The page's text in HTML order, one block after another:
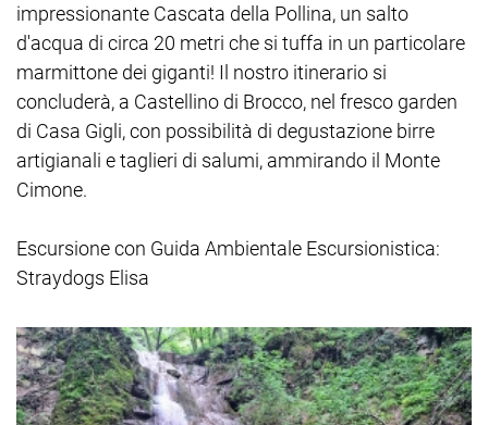
impressionante Cascata della Pollina, un salto
d'acqua di circa 20 metri che si tuffa in un particolare
marmittone dei giganti! Il nostro itinerario si
concluderà, a Castellino di Brocco, nel fresco garden
di Casa Gigli, con possibilità di degustazione birre
artigianali e taglieri di salumi, ammirando il Monte
Cimone.
Escursione con Guida Ambientale Escursionistica:
Straydogs Elisa